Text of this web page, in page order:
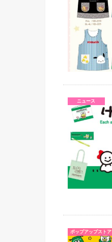
ニュース
ポップアップストア